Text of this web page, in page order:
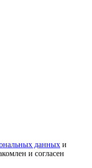
данных и
и согласен